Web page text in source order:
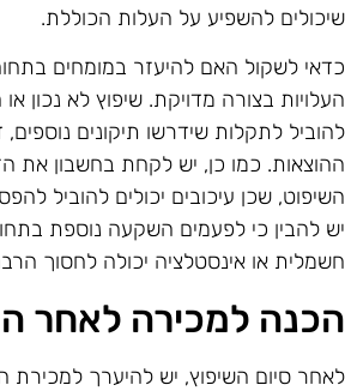
להשפיע על העלות הכוללת.
לשקול האם להיעזר במומחים
בצורה מדויקת. שיפוץ לא נכון או
לתקלות שידרשו תיקונים נוספים,
כמו כן, יש לקחת בחשבון את
שכן עיכובים יכולים להוביל
להבין כי לפעמים השקעה נוספת
או אינסטלציה יכולה לחסוך
למכירה לאחר
סיום השיפוץ, יש להיערך למכירת